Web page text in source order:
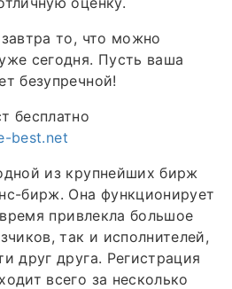
то, что можно
сегодня. Пусть ваша
безупречной!
бесплатно
best.net
из крупнейших бирж
бирж. Она функционирует
привлекла большое
так и исполнителей,
друг друга. Регистрация
всего за несколько